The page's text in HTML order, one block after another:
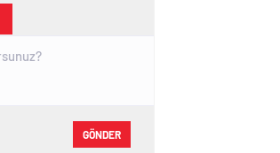
GÖNDER